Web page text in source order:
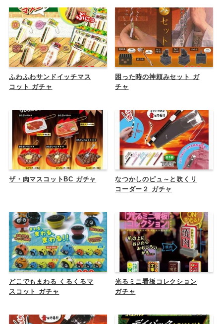
ふわふわサンドイッチマス
コット ガチャ
困った時の神頼みセット ガ
チャ
ザ・肉マスコットBC ガチャ
なつかしのピュ～と吹くリ
コーダー２ ガチャ
どこでもまわる くるくるマ
スコット ガチャ
光るミニ看板コレクション
ガチャ